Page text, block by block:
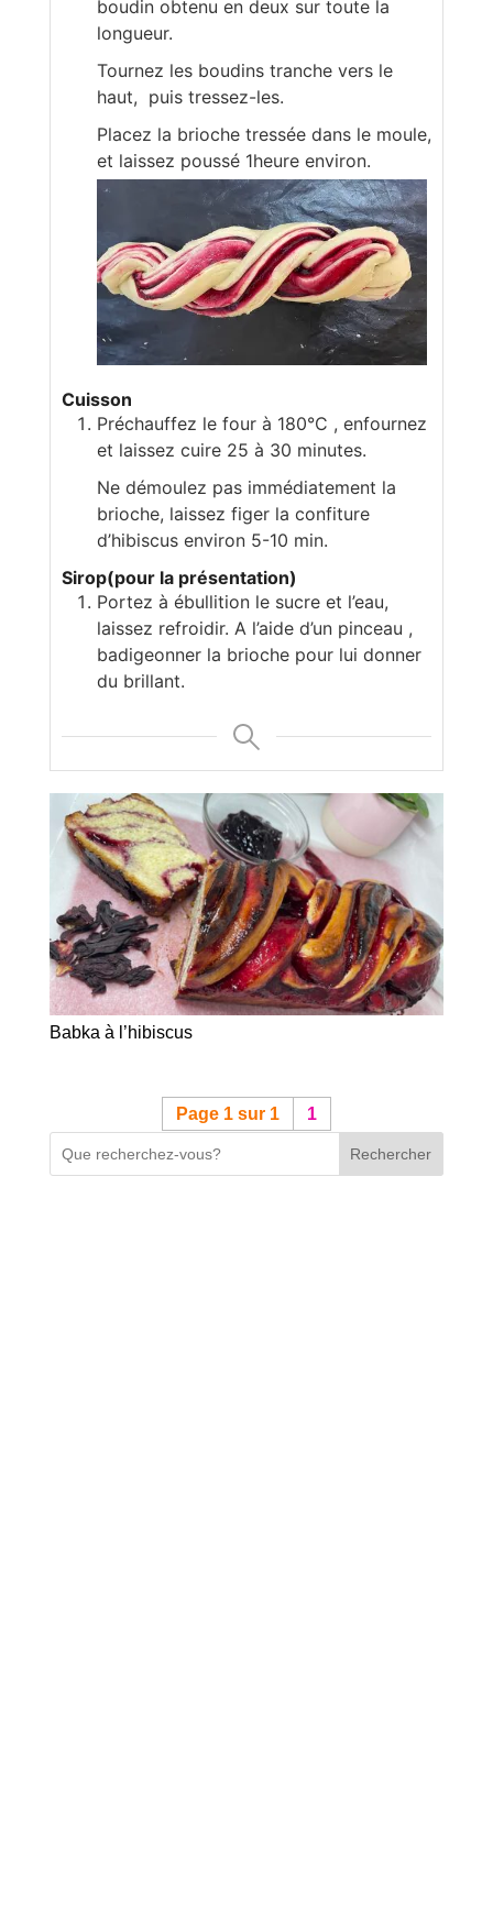
boudin obtenu en deux sur toute la
longueur.
Tournez les boudins tranche vers le
haut, puis tressez-les.
Placez la brioche tressée dans le moule,
et laissez poussé 1heure environ.
Cuisson
Préchauffez le four à 180°C , enfournez
et laissez cuire 25 à 30 minutes.
Ne démoulez pas immédiatement la
brioche, laissez figer la confiture
d’hibiscus environ 5-10 min.
Sirop(pour la présentation)
Portez à ébullition le sucre et l’eau,
laissez refroidir. A l’aide d’un pinceau ,
badigeonner la brioche pour lui donner
du brillant.
Babka à l’hibiscus
Page 1 sur 1 1
Rechercher